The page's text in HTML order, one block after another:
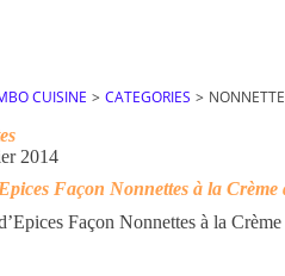
CUISINE > CATEGORIES >
2014
Façon Nonnettes à la